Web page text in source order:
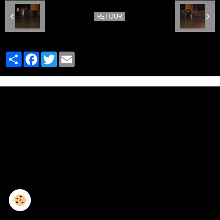
RETOUR
PartagerFacebook
Twitter